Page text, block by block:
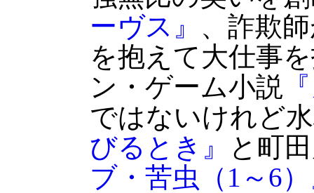
ーヴス』 、詐欺
を抱えて大仕事
ン・ゲーム小説
ではないけれど
びるとき』
と町
ブ・苦虫（1～6